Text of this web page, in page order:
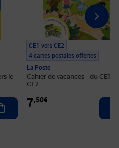
le
Ajouter au panier
CE1 vers CE2
4 cartes postales offertes
La Poste
Cahier de vacances - du CE1
CE2
7,50€